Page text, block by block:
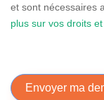
et sont nécessaires
plus sur vos droits
Envoyer ma